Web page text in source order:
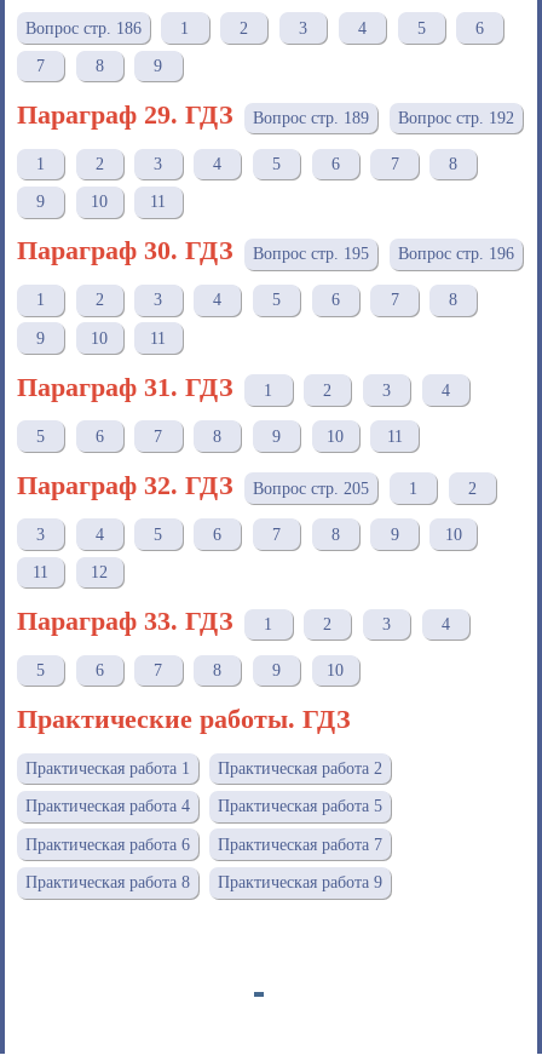
Вопрос стр. 186 1 2 3 4 5 6
7 8 9
Параграф 29. ГДЗ Вопрос стр. 189 Вопрос стр. 192
1 2 3 4 5 6 7 8
9 10 11
Параграф 30. ГДЗ Вопрос стр. 195 Вопрос стр. 196
1 2 3 4 5 6 7 8
9 10 11
Параграф 31. ГДЗ 1 2 3 4
5 6 7 8 9 10 11
Параграф 32. ГДЗ Вопрос стр. 205 1 2
3 4 5 6 7 8 9 10
11 12
Параграф 33. ГДЗ 1 2 3 4
5 6 7 8 9 10
Практические работы. ГДЗ
Практическая работа 1 Практическая работа 2
Практическая работа 4 Практическая работа 5
Практическая работа 6 Практическая работа 7
Практическая работа 8 Практическая работа 9